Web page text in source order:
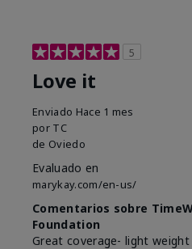
5
Love it
Enviado Hace 1 mes
por TC
de Oviedo
Evaluado en
marykay.com/en-us/
Comentarios sobre
Foundation
Great coverage- light weight